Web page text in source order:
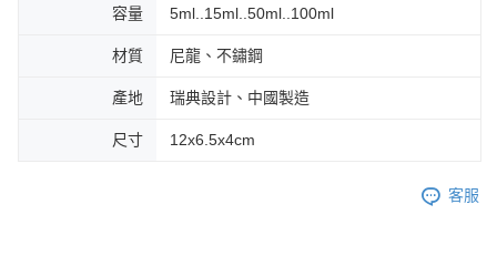
容量 5ml..15ml..50ml..100ml
材質 尼龍、不鏽鋼
產地 瑞典設計、中國製造
尺寸 12x6.5x4cm
客服